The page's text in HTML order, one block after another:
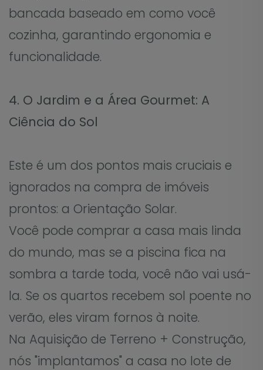
bancada baseado em como você
cozinha, garantindo ergonomia e
funcionalidade.
4. O Jardim e a Área Gourmet: A
Ciência do Sol
Este é um dos pontos mais cruciais e
ignorados na compra de imóveis
prontos: a Orientação Solar.
Você pode comprar a casa mais linda
do mundo, mas se a piscina fica na
sombra a tarde toda, você não vai usá-
la. Se os quartos recebem sol poente no
verão, eles viram fornos à noite.
Na Aquisição de Terreno + Construção,
nós "implantamos" a casa no lote de